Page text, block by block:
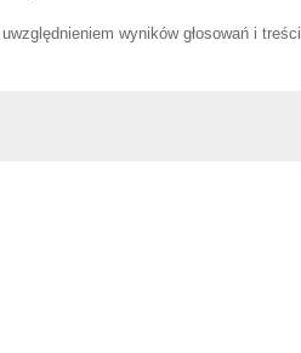
wyników głosowań i treści